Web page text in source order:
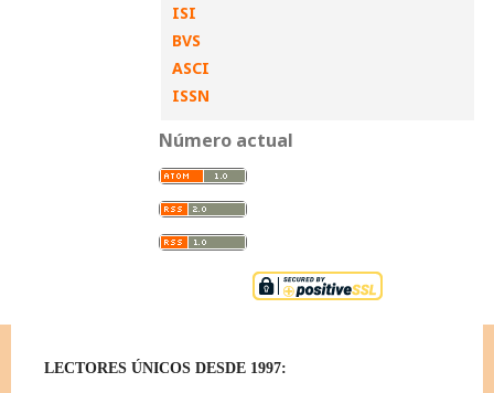
ISI
BVS
ASCI
ISSN
Número actual
LECTORES ÚNICOS DESDE 1997: